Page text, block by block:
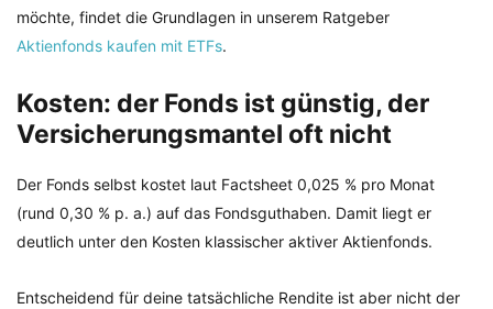
möchte, findet die Grundlagen in unserem Ratgeber
Aktienfonds kaufen mit ETFs.
Kosten: der Fonds ist günstig, der
Versicherungsmantel oft nicht
Der Fonds selbst kostet laut Factsheet 0,025 % pro Monat
(rund 0,30 % p. a.) auf das Fondsguthaben. Damit liegt er
deutlich unter den Kosten klassischer aktiver Aktienfonds.
Entscheidend für deine tatsächliche Rendite ist aber nicht der